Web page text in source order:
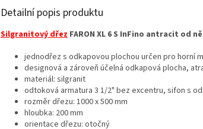
Detailní popis produktu
Silgranitový dřez FARON XL 6 S InFino antracit od
jednodřez s odkapovou plochou určen pro horní
designová a zároveň účelná odkapová plocha,
materiál: silgranit
odtoková armatura 3 1/2" bez excentru, sifon s
rozměr dřezu: 1000 x 500 mm
hloubka: 200 mm
orientace dřezu: otočný